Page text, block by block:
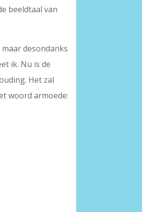
beeldtaal van
desondanks
ik. Nu is de
Het zal
woord armoede: